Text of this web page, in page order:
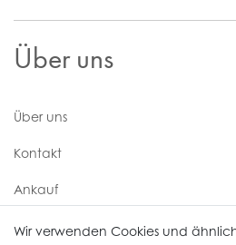
Über uns
Über uns
Kontakt
Ankauf
Uhren Service
Wir verwenden Cookies und